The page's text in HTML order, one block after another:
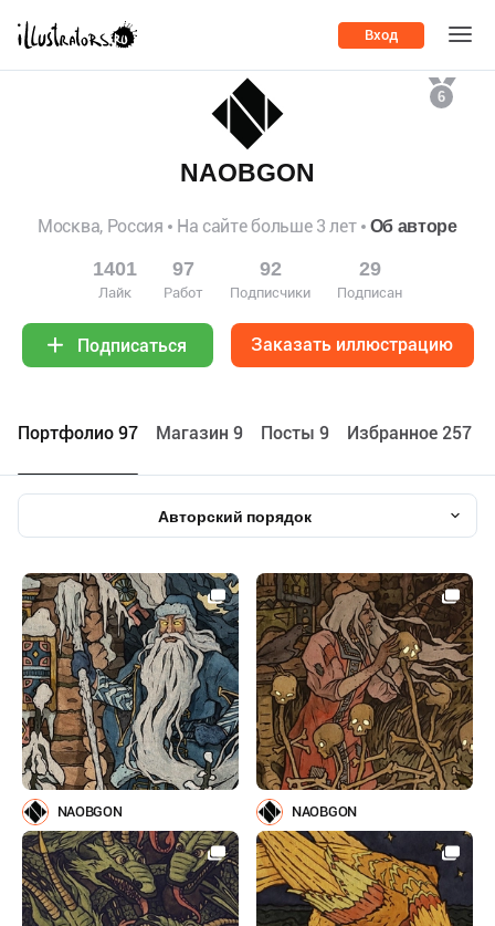
Вход
6
NAOBGON
Москва, Россия На сайте больше 3 лет Об авторе
1401
Лайк
97
Работ
92
Подписчики
29
Подписан
Подписаться Заказать иллюстрацию
Портфолио 97 Maгазин 9 Посты 9 Избранное 257
Авторский порядок
NAOBGON NAOBGON